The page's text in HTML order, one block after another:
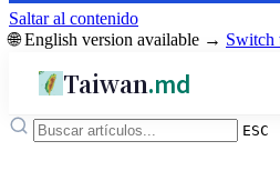
Saltar al contenido
🌐 English version available → Switch
Taiwan.md
ESC